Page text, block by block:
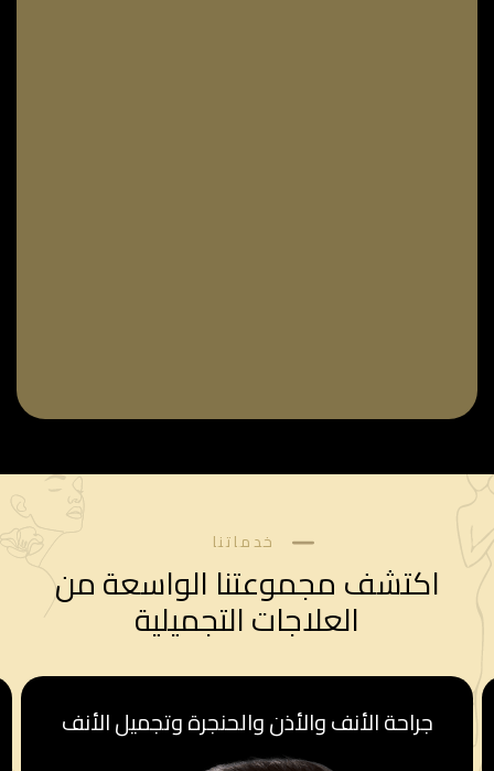
خدماتنا
اكتشف مجموعتنا الواسعة من
العلاجات التجميلية
قسم أمراض النساء والولادة